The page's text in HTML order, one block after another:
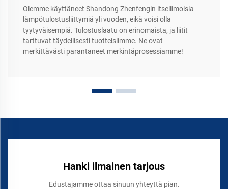
Olemme käyttäneet Shandong Zhenfengin itseliimoisia
lämpötulostusliittymiä yli vuoden, eikä voisi olla
tyytyväisempiä. Tulostuslaatu on erinomaista, ja liitit
tarttuvat täydellisesti tuotteisiimme. Ne ovat
merkittävästi parantaneet merkintäprosessiamme!
Hanki ilmainen tarjous
Edustajamme ottaa sinuun yhteyttä pian.